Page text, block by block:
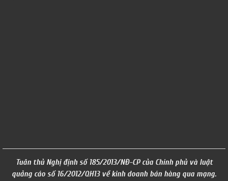
Tuân thủ Nghị định số 185/2013/NĐ-CP của Chính phủ và luật